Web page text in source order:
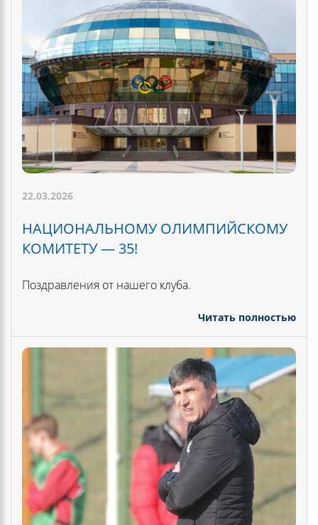
22.03.2026
НАЦИОНАЛЬНОМУ ОЛИМПИЙСКОМУ
КОМИТЕТУ — 35!
Поздравления от нашего клуба.
Читать полностью